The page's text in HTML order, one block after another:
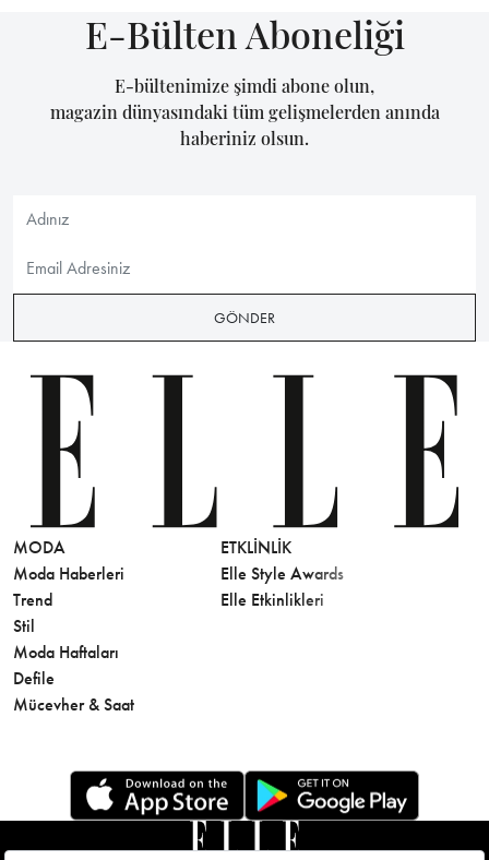
E-Bülten Aboneliği
E-bültenimize şimdi abone olun,
magazin dünyasındaki tüm gelişmelerden anında
haberiniz olsun.
GÖNDER
MODA
Moda Haberleri
Trend
Stil
Moda Haftaları
Defile
Mücevher & Saat
ETKLINLIK
Elle Style Awards
Elle Etkinlikleri